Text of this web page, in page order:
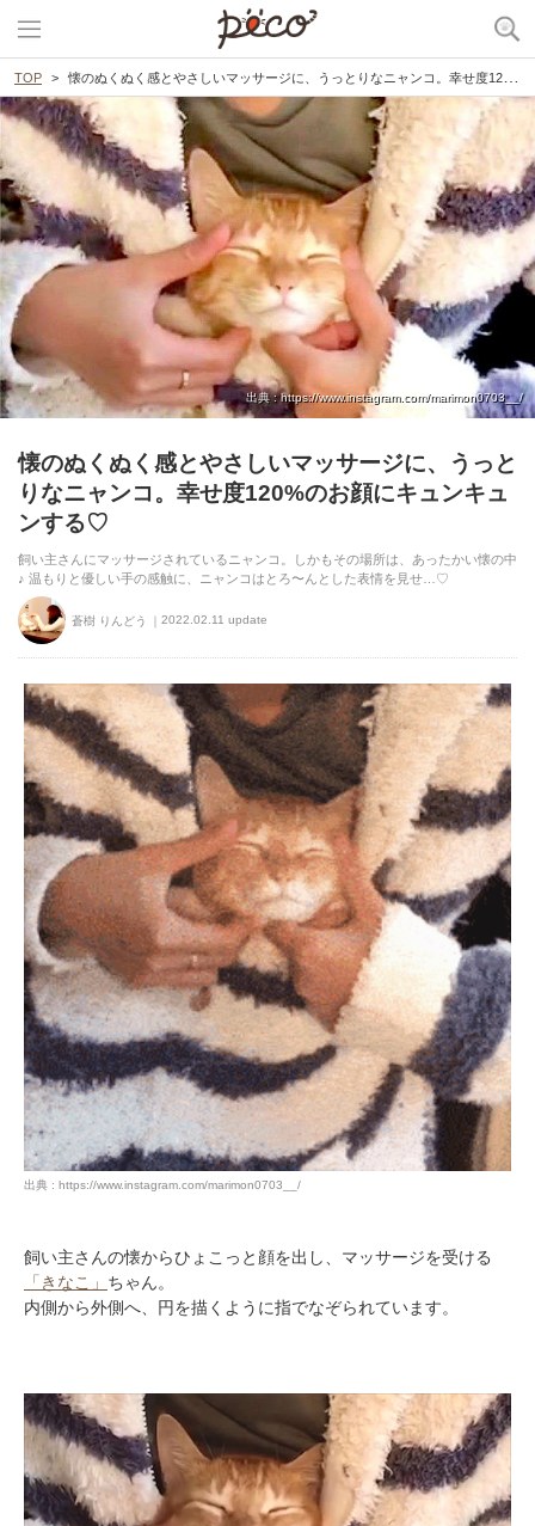
TOP 懐のぬくぬく感とやさしいマッサージに、うっとりなニャンコ。幸せ度120%のお顔にキュンキュンする♡
出典 : https://www.instagram.com/marimon0703__/
懐のぬくぬく感とやさしいマッサージに、うっと
りなニャンコ。幸せ度120%のお顔にキュンキュ
ンする♡
飼い主さんにマッサージされているニャンコ。しかもその場所は、あったかい懐の中
♪ 温もりと優しい手の感触に、ニャンコはとろ〜んとした表情を見せ…♡
蒼樹 りんどう 2022.02.11 update
出典 : https://www.instagram.com/marimon0703__/
飼い主さんの懐からひょこっと顔を出し、マッサージを受ける
「きなこ」 ちゃん。
内側から外側へ、円を描くように指でなぞられています。